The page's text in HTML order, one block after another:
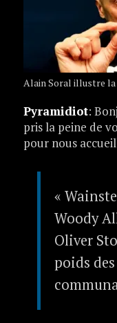
Alain Soral illustre
Pyramidiot:
pris la peine de
pour nous
«
Woody
Oliver
poids